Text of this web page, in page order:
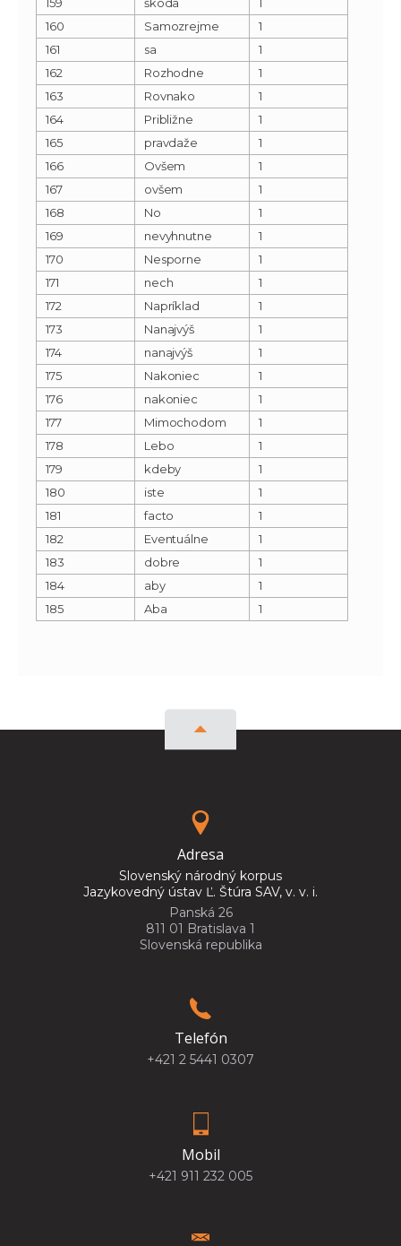
160
Samozrejme
1
161
sa
1
162
Rozhodne
1
163
Rovnako
1
164
Približne
1
165
pravdaže
1
166
Ovšem
1
167
ovšem
1
168
No
1
169
nevyhnutne
1
170
Nesporne
1
171
nech
1
172
Napríklad
1
173
Nanajvýš
1
174
nanajvýš
1
175
Nakoniec
1
176
nakoniec
1
177
Mimochodom
1
178
Lebo
1
179
kdeby
1
180
iste
1
181
facto
1
182
Eventuálne
1
183
dobre
1
184
aby
1
185
Aba 1
Adresa
Slovenský národný korpus
Jazykovedný ústav Ľ. Štúra SAV, v. v. i.
Panská 26
811 01 Bratislava 1
Slovenská republika
Telefón
+421 2 5441 0307
Mobil
+421 911 232 005